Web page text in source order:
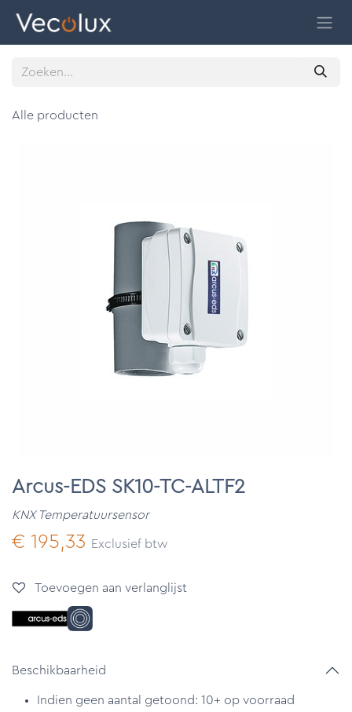
Alle producten
Arcus-EDS SK10-TC-ALTF2
KNX Temperatuursensor
€ 195,33 Exclusief btw
Toevoegen aan verlanglijst
Beschikbaarheid
Indien geen aantal getoond: 10+ op voorraad